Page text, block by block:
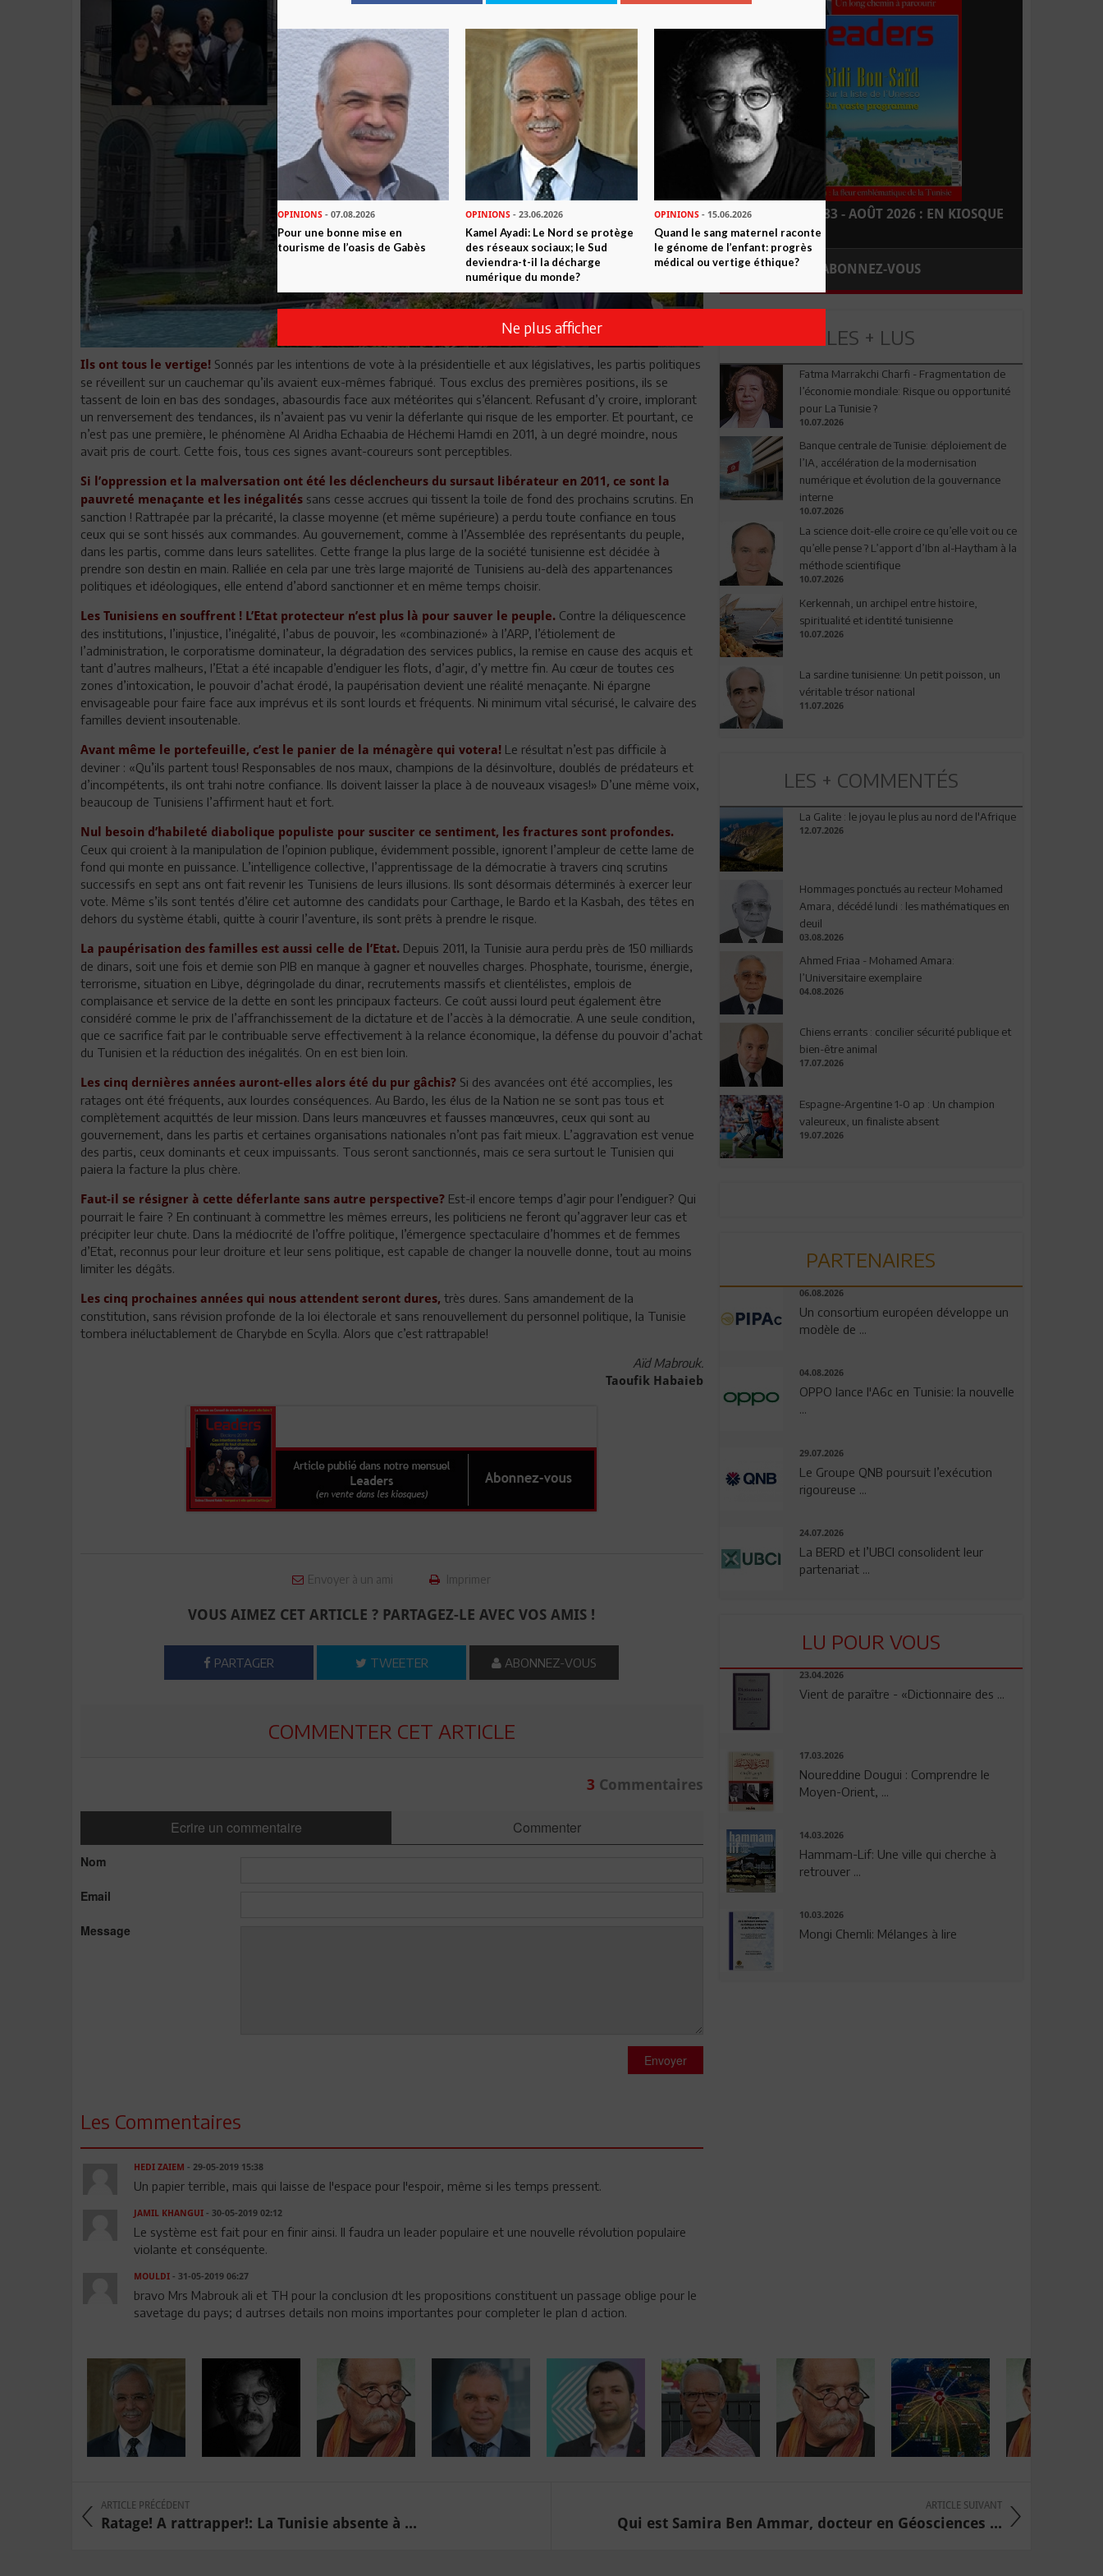
Ils ont tous le vertige! Sonnés par les intentions de vote à la présidentielle et aux législatives, les partis politiques
se réveillent sur un cauchemar qu’ils avaient eux-mêmes fabriqué. Tous exclus des premières positions, ils se
tassent de loin en bas des sondages, abasourdis face aux météorites qui s’élancent. Refusant d’y croire, implorant
un renversement des tendances, ils n’avaient pas vu venir la déferlante qui risque de les emporter. Et pourtant, ce
n’est pas une première, le phénomène Al Aridha Echaabia de Héchemi Hamdi en 2011, à un degré moindre, nous
avait pris de court. Cette fois, tous ces signes avant-coureurs sont perceptibles.
Si l’oppression et la malversation ont été les déclencheurs du sursaut libérateur en 2011, ce sont la
pauvreté menaçante et les inégalités sans cesse accrues qui tissent la toile de fond des prochains scrutins. En
sanction ! Rattrapée par la précarité, la classe moyenne (et même supérieure) a perdu toute confiance en tous
ceux qui se sont hissés aux commandes. Au gouvernement, comme à l’Assemblée des représentants du peuple,
dans les partis, comme dans leurs satellites. Cette frange la plus large de la société tunisienne est décidée à
prendre son destin en main. Ralliée en cela par une très large majorité de Tunisiens au-delà des appartenances
politiques et idéologiques, elle entend d’abord sanctionner et en même temps choisir.
Les Tunisiens en souffrent ! L’Etat protecteur n’est plus là pour sauver le peuple. Contre la déliquescence
des institutions, l’injustice, l’inégalité, l’abus de pouvoir, les «combinazioné» à l’ARP, l’étiolement de
l’administration, le corporatisme dominateur, la dégradation des services publics, la remise en cause des acquis et
tant d’autres malheurs, l’Etat a été incapable d’endiguer les flots, d’agir, d’y mettre fin. Au cœur de toutes ces
zones d’intoxication, le pouvoir d’achat érodé, la paupérisation devient une réalité menaçante. Ni épargne
envisageable pour faire face aux imprévus et ils sont lourds et fréquents. Ni minimum vital sécurisé, le calvaire des
familles devient insoutenable.
Avant même le portefeuille, c’est le panier de la ménagère qui votera! Le résultat n’est pas difficile à
deviner : «Qu’ils partent tous! Responsables de nos maux, champions de la désinvolture, doublés de prédateurs et
d’incompétents, ils ont trahi notre confiance. Ils doivent laisser la place à de nouveaux visages!» D’une même voix,
beaucoup de Tunisiens l’affirment haut et fort.
Nul besoin d’habileté diabolique populiste pour susciter ce sentiment, les fractures sont profondes.
Ceux qui croient à la manipulation de l’opinion publique, évidemment possible, ignorent l’ampleur de cette lame de
fond qui monte en puissance. L’intelligence collective, l’apprentissage de la démocratie à travers cinq scrutins
successifs en sept ans ont fait revenir les Tunisiens de leurs illusions. Ils sont désormais déterminés à exercer leur
vote. Même s’ils sont tentés d’élire cet automne des candidats pour Carthage, le Bardo et la Kasbah, des têtes en
dehors du système établi, quitte à courir l’aventure, ils sont prêts à prendre le risque.
La paupérisation des familles est aussi celle de l’Etat. Depuis 2011, la Tunisie aura perdu près de 150 milliards
de dinars, soit une fois et demie son PIB en manque à gagner et nouvelles charges. Phosphate, tourisme, énergie,
terrorisme, situation en Libye, dégringolade du dinar, recrutements massifs et clientélistes, emplois de
complaisance et service de la dette en sont les principaux facteurs. Ce coût aussi lourd peut également être
considéré comme le prix de l’affranchissement de la dictature et de l’accès à la démocratie. A une seule condition,
que ce sacrifice fait par le contribuable serve effectivement à la relance économique, la défense du pouvoir d’achat
du Tunisien et la réduction des inégalités. On en est bien loin.
Les cinq dernières années auront-elles alors été du pur gâchis? Si des avancées ont été accomplies, les
ratages ont été fréquents, aux lourdes conséquences. Au Bardo, les élus de la Nation ne se sont pas tous et
complètement acquittés de leur mission. Dans leurs manœuvres et fausses manœuvres, ceux qui sont au
gouvernement, dans les partis et certaines organisations nationales n’ont pas fait mieux. L’aggravation est venue
des partis, ceux dominants et ceux impuissants. Tous seront sanctionnés, mais ce sera surtout le Tunisien qui
paiera la facture la plus chère.
Faut-il se résigner à cette déferlante sans autre perspective? Est-il encore temps d’agir pour l’endiguer? Qui
pourrait le faire ? En continuant à commettre les mêmes erreurs, les politiciens ne feront qu’aggraver leur cas et
précipiter leur chute. Dans la médiocrité de l’offre politique, l’émergence spectaculaire d’hommes et de femmes
d’Etat, reconnus pour leur droiture et leur sens politique, est capable de changer la nouvelle donne, tout au moins
limiter les dégâts.
Les cinq prochaines années qui nous attendent seront dures, très dures. Sans amandement de la
constitution, sans révision profonde de la loi électorale et sans renouvellement du personnel politique, la Tunisie
tombera inéluctablement de Charybde en Scylla. Alors que c’est rattrapable!
Aïd Mabrouk.
Taoufik Habaieb
Envoyer à un ami Imprimer
VOUS AIMEZ CET ARTICLE ? PARTAGEZ-LE AVEC VOS AMIS !
PARTAGER TWEETER ABONNEZ-VOUS
COMMENTER CET ARTICLE
3 Commentaires
Ecrire un commentaire Commenter
Nom
Email
Message
Envoyer
Les Commentaires
HEDI ZAIEM - 29-05-2019 15:38
Un papier terrible, mais qui laisse de l'espace pour l'espoir, même si les temps pressent.
JAMIL KHANGUI- 30-05-2019 02:12
Le système est fait pour en finir ainsi. Il faudra un leader populaire et une nouvelle révolution populaire
violante et conséquente.
MOULDI- 31-05-2019 06:27
bravo Mrs Mabrouk ali et TH pour la conclusion dt les propositions constituent un passage oblige pour le
savetage du pays; d autrses details non moins importantes pour completer le plan d action.
LEADERS N° 183 - AOÛT 2026 : EN KIOSQUE
ABONNEZ-VOUS
LES + LUS
Fatma Marrakchi Charfi - Fragmentation de
l’économie mondiale: Risque ou opportunité
pour La Tunisie ?
10.07.2026
Banque centrale de Tunisie: déploiement de
l’IA, accélération de la modernisation
numérique et évolution de la gouvernance
interne
10.07.2026
La science doit-elle croire ce qu’elle voit ou ce
qu’elle pense ? L’apport d’Ibn al-Haytham à la
méthode scientifique
10.07.2026
Kerkennah, un archipel entre histoire,
spiritualité et identité tunisienne
10.07.2026
La sardine tunisienne: Un petit poisson, un
véritable trésor national
11.07.2026
LES + COMMENTÉS
La Galite : le joyau le plus au nord de l'Afrique
12.07.2026
Hommages ponctués au recteur Mohamed
Amara, décédé lundi : les mathématiques en
deuil
03.08.2026
Ahmed Friaa - Mohamed Amara:
l’Universitaire exemplaire
04.08.2026
Chiens errants : concilier sécurité publique et
bien-être animal
17.07.2026
Espagne-Argentine 1-0 ap : Un champion
valeureux, un finaliste absent
19.07.2026
PARTENAIRES
06.08.2026
Un consortium européen développe un
modèle de ...
04.08.2026
OPPO lance l'A6c en Tunisie: la nouvelle
...
29.07.2026
Le Groupe QNB poursuit l’exécution
rigoureuse ...
24.07.2026
La BERD et l’UBCI consolident leur
partenariat ...
LU POUR VOUS
23.04.2026
Vient de paraître - «Dictionnaire des ...
17.03.2026
Noureddine Dougui : Comprendre le
Moyen-Orient, ...
14.03.2026
Hammam-Lif: Une ville qui cherche à
retrouver ...
10.03.2026
Mongi Chemli: Mélanges à lire
ARTICLE PRÉCÉDENT
Ratage! A rattrapper!: La Tunisie absente à ...
ARTICLE SUIVANT
Qui est Samira Ben Ammar, docteur en Géosciences ...
OPINIONS - 07.08.2026
Pour une bonne mise en
tourisme de l’oasis de Gabès
OPINIONS - 23.06.2026
Kamel Ayadi: Le Nord se protège
des réseaux sociaux; le Sud
deviendra-t-il la décharge
numérique du monde?
OPINIONS- 15.06.2026
Quand le sang maternel raconte
le génome de l’enfant: progrès
médical ou vertige éthique?
Ne plus afficher